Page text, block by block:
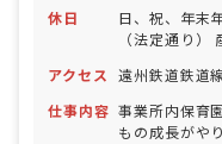
休日
日、祝、年末
（法定通り）
日
アクセス 遠州鉄道鉄道
仕事内容 事業所内保育
もの成長がや